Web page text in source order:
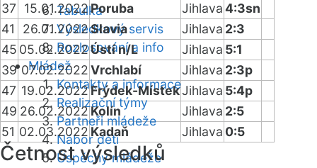
Tabulka
Výsledkový servis
Rozlosování a info
Mládež
Kontakty a informace
Realizační týmy
Partneři mládeže
Nábor dětí
Úspěchy mládeže
37
15.01.2022Poruba Jihlava4:3sn
41
26.01.2022Slavia Jihlava 2:3
45 05.02.2022Ústí n/L Jihlava 5:1
39 07.02.2022Vrchlabí Jihlava 2:3p
47 19.02.2022Frýdek-MístekJihlava 5:4p
49 26.02.2022Kolín Jihlava 2:5
51 02.03.2022 Kadaň Jihlava 0:5
Četnost výsledků